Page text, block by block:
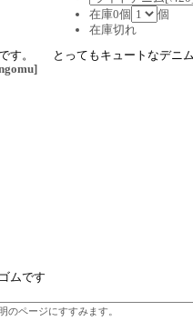
す。
在庫0個
個
在庫切れ
とってもキュートなデニ
ムです
ページにすすみます。